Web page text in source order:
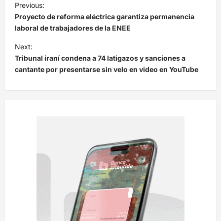
a
v
e
g
a
c
Previous:
Proyecto de reforma eléctrica garantiza permanencia
laboral de trabajadores de la ENEE
Next:
Tribunal iraní condena a 74 latigazos y sanciones a
cantante por presentarse sin velo en video en YouTube